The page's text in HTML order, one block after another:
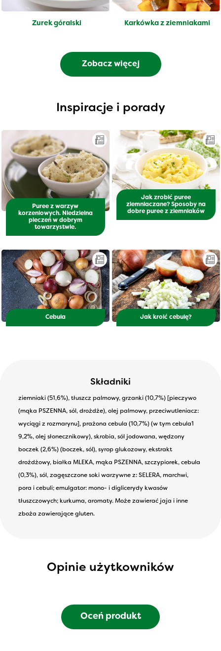
Żurek góralski Karkówka z ziemniakami
Zobacz więcej
Inspiracje i porady
Puree z warzyw
korzeniowych. Niedzielna
pieczeń w dobrym
towarzystwie.
Jak zrobić puree
ziemniaczane? Sposoby na
dobre puree z ziemniaków
Cebula Jak kroić cebulę?
Składniki
ziemniaki (51,6%), tłuszcz palmowy, grzanki (10,7%) [pieczywo
(mąka PSZENNA, sól, drożdże), olej palmowy, przeciwutleniacz:
wyciągi z rozmarynu], prażona cebula (10,7%) (w tym cebula1
9,2%, olej słonecznikowy), skrobia, sól jodowana, wędzony
boczek (2,6%) (boczek, sól), syrop glukozowy, ekstrakt
drożdżowy, białka MLEKA, mąka PSZENNA, szczypiorek, cebula
(0,3%), sól, zagęszczone soki warzywne z: SELERA, marchwi,
pora i cebuli; emulgator: mono- i diglicerydy kwasów
tłuszczowych; kurkuma, aromaty. Może zawierać jaja i inne
zboża zawierające gluten.
Opinie użytkowników
Oceń produkt